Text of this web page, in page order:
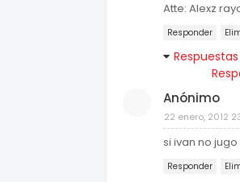
Atte: Alexz
Responder
Respuestas
Anónimo
22 enero, 2012
si ivan no
Responder